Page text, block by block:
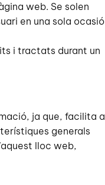
web. Se solen
en una sola ocasió
i tractats durant un
ja que, facilita a
generals
lloc web,